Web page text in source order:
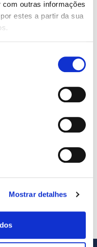
outras informações
estes a partir da sua
Mostrar detalhes